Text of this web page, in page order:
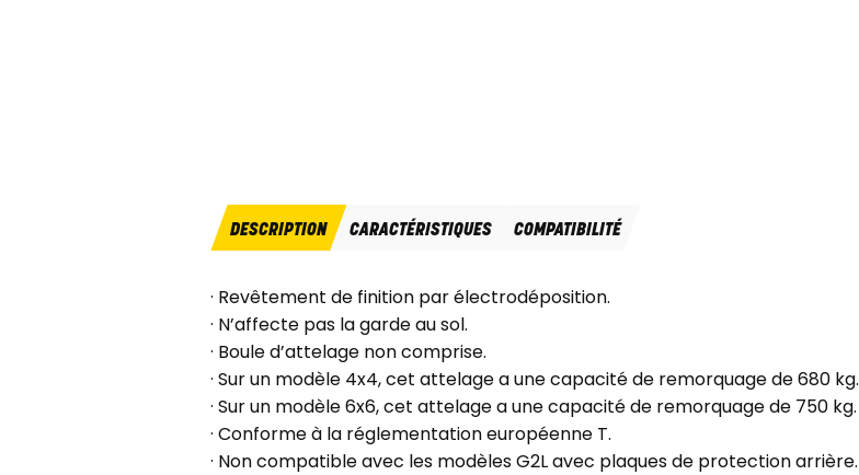
DESCRIPTION CARACTÉRISTIQUES COMPATIBILITÉ
· Revêtement de finition par électrodéposition.
· N’affecte pas la garde au sol.
· Boule d’attelage non comprise.
· Sur un modèle 4x4, cet attelage a une capacité de remorquage de 680 kg.
· Sur un modèle 6x6, cet attelage a une capacité de remorquage de 750 kg.
· Conforme à la réglementation européenne T.
· Non compatible avec les modèles G2L avec plaques de protection arrière.